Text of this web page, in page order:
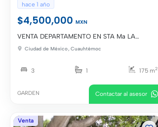
hace 1 año
$4,500,000MXN
VENTA DEPARTAMENTO EN STA Ma LA
RIBERA
Ciudad de México, Cuauhtémoc
3 1 175 m2
GARDEN Contactar al asesor
Venta